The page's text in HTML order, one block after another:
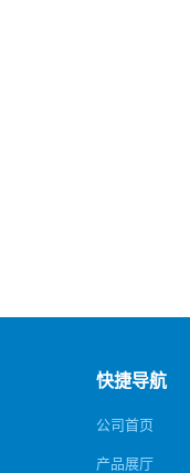
快捷导航
公司首页
产品展厅